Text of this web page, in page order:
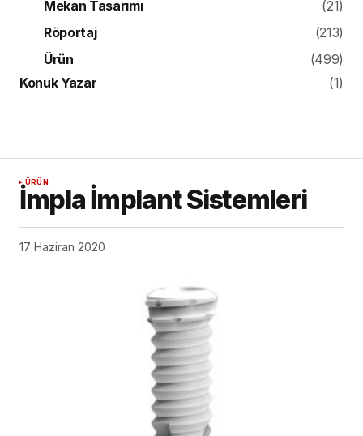
Mekan Tasarımı
(21)
Röportaj
(213)
Ürün
(499)
Konuk Yazar
(1)
ÜRÜN
İmpla İmplant Sistemleri
17 Haziran 2020